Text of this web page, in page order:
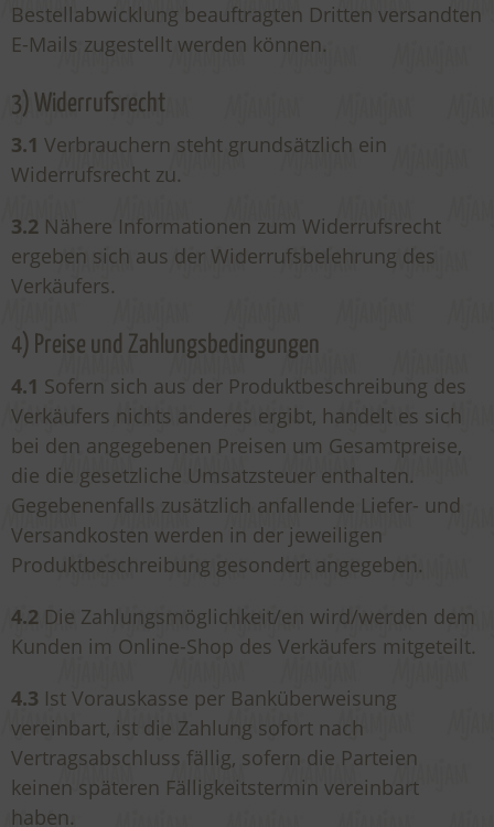
Bestellabwicklung beauftragten Dritten versandten
E-Mails zugestellt werden können.
3) Widerrufsrecht
3.1 Verbrauchern steht grundsätzlich ein
Widerrufsrecht zu.
3.2 Nähere Informationen zum Widerrufsrecht
ergeben sich aus der Widerrufsbelehrung des
Verkäufers.
4) Preise und Zahlungsbedingungen
4.1 Sofern sich aus der Produktbeschreibung des
Verkäufers nichts anderes ergibt, handelt es sich
bei den angegebenen Preisen um Gesamtpreise,
die die gesetzliche Umsatzsteuer enthalten.
Gegebenenfalls zusätzlich anfallende Liefer- und
Versandkosten werden in der jeweiligen
Produktbeschreibung gesondert angegeben.
4.2 Die Zahlungsmöglichkeit/en wird/werden dem
Kunden im Online-Shop des Verkäufers mitgeteilt.
4.3 Ist Vorauskasse per Banküberweisung
vereinbart, ist die Zahlung sofort nach
Vertragsabschluss fällig, sofern die Parteien
keinen späteren Fälligkeitstermin vereinbart
haben.